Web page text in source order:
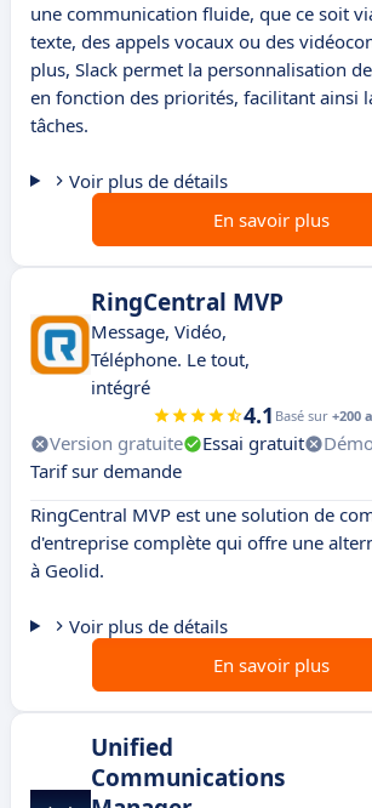
une communication fluide, que ce soit
texte, des appels vocaux ou des
plus, Slack permet la personnalisation
en fonction des priorités, facilitant ainsi
tâches.
Voir plus de détails
En savoir plus
RingCentral MVP
Message, Vidéo,
Téléphone. Le tout,
intégré
4.1 Basé sur +200
Version gratuite Essai gratuit
Tarif sur demande
RingCentral MVP est une solution de
d'entreprise complète qui offre une
à Geolid.
Voir plus de détails
En savoir plus
Unified
Communications